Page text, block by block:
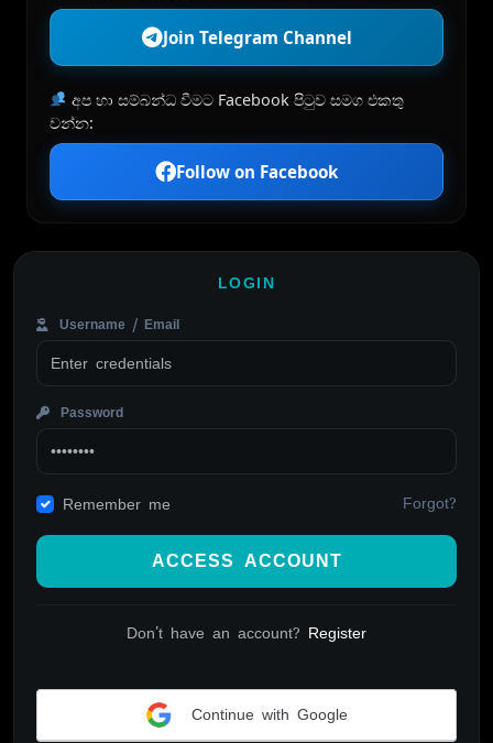
Join Telegram Channel
අප හා සම්බන්ධ වීමට Facebook පිටුව සමග එකතු
වන්න:
Follow on Facebook
LOGIN
Username / Email
Password
Remember me Forgot?
ACCESS ACCOUNT
Don't have an account? Register
Continue with Google